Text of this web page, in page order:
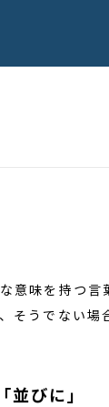
意味を持つ言
そうでない場
びに」